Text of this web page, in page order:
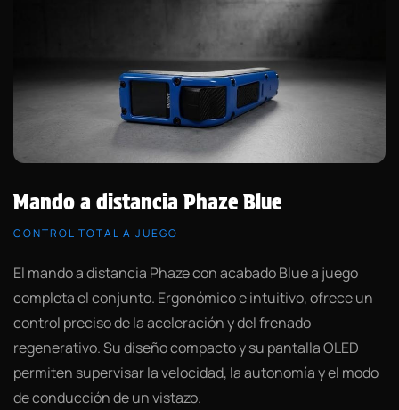
Mando a distancia Phaze Blue
CONTROL TOTAL A JUEGO
El mando a distancia Phaze con acabado Blue a juego
completa el conjunto. Ergonómico e intuitivo, ofrece un
control preciso de la aceleración y del frenado
regenerativo. Su diseño compacto y su pantalla OLED
permiten supervisar la velocidad, la autonomía y el modo
de conducción de un vistazo.